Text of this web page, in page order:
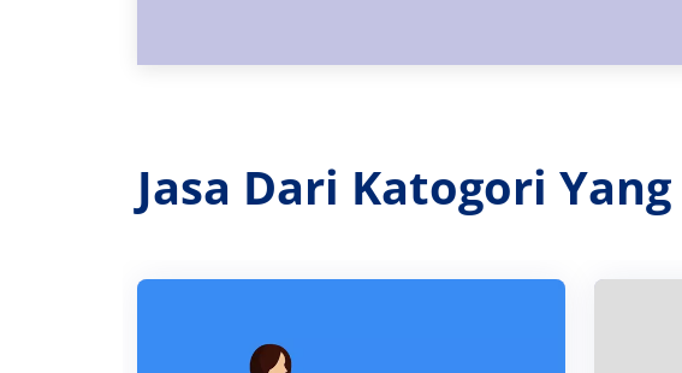
Jasa Dari Katogori Yang